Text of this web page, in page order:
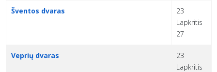
Šventos dvaras
23
Lapkritis
27
Veprių dvaras
23
Lapkritis